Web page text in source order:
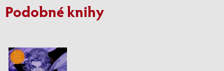
Podobné knihy